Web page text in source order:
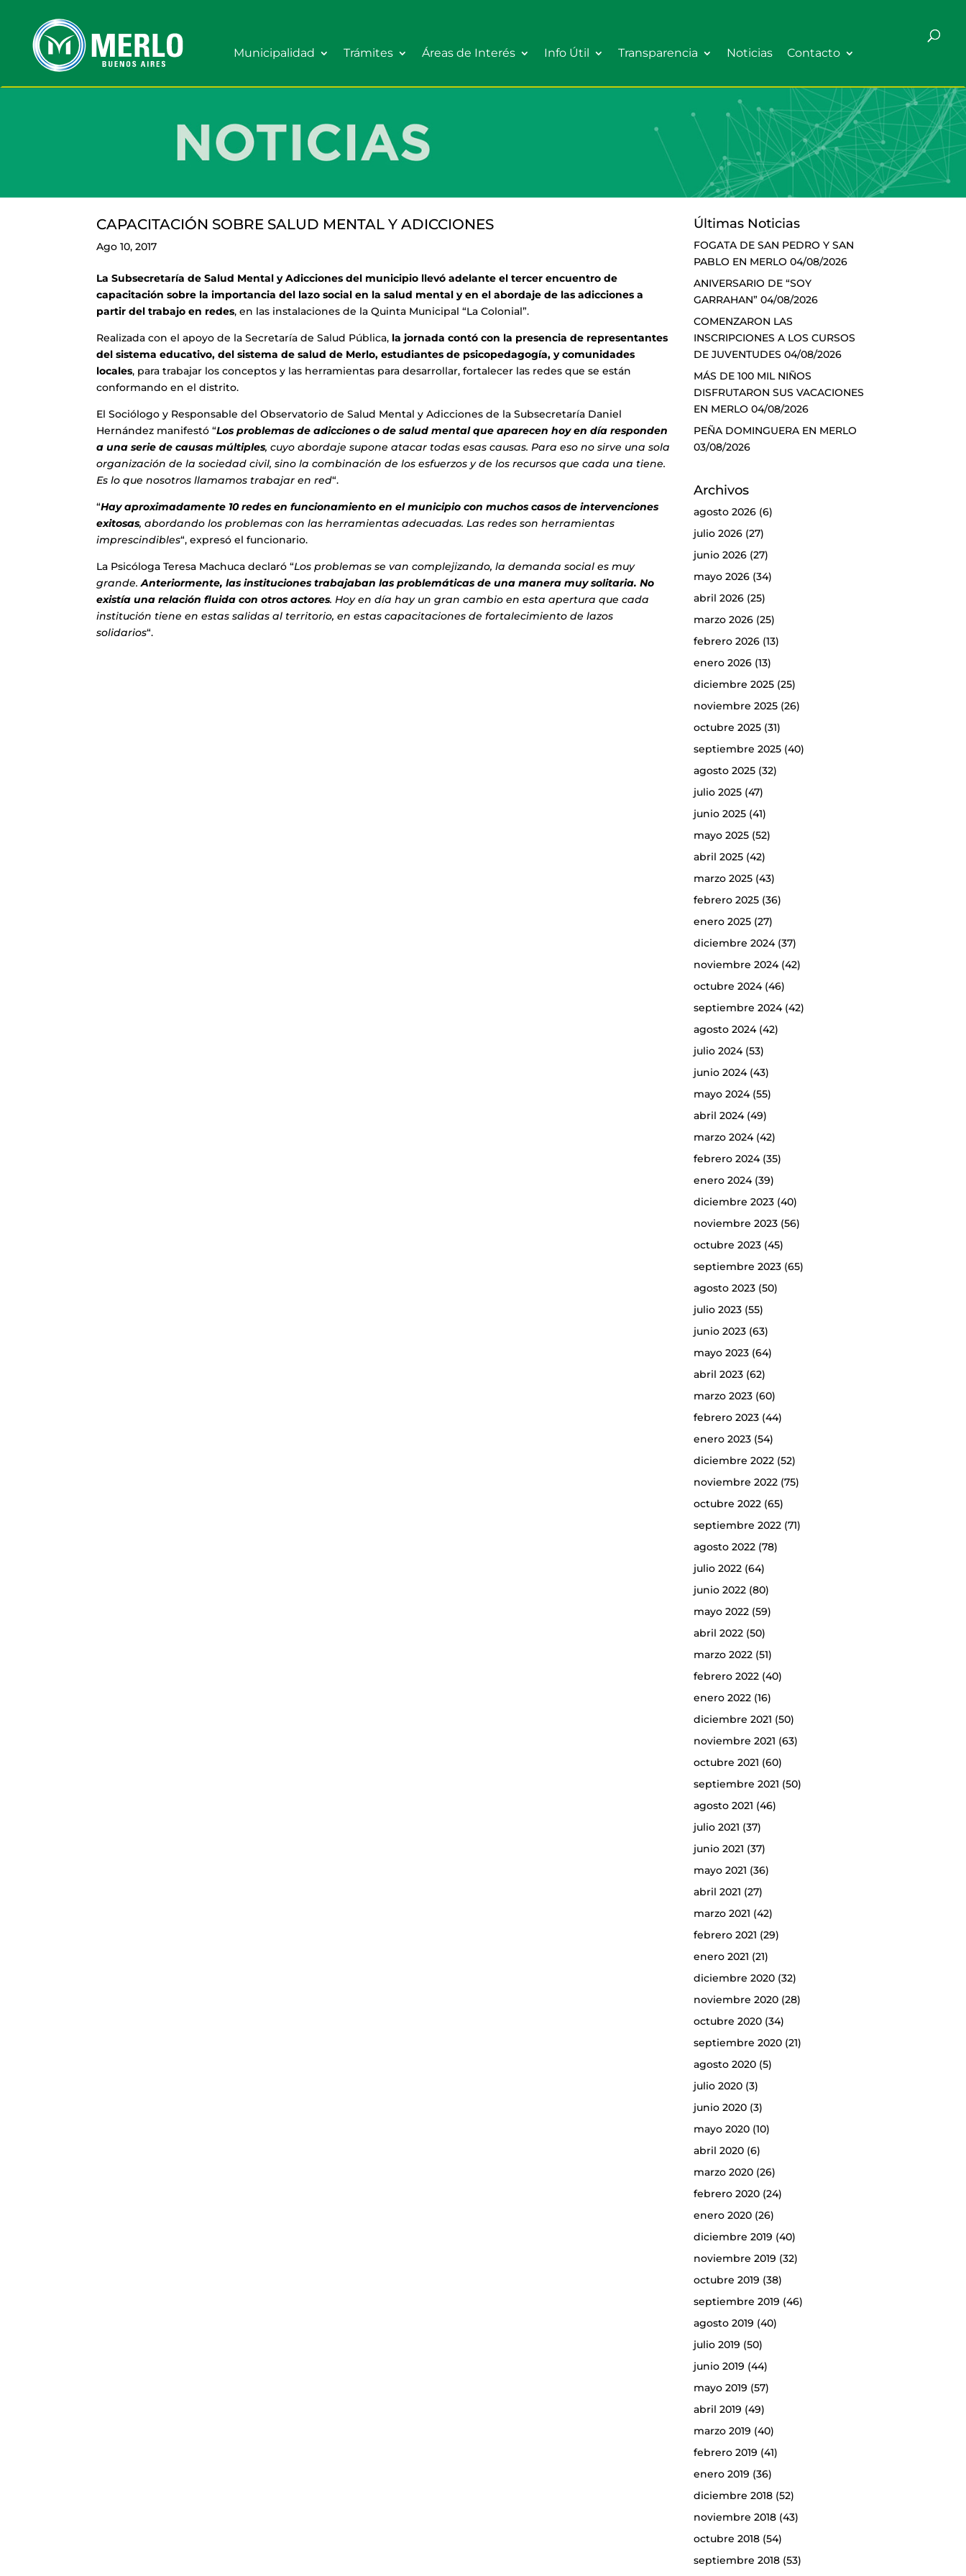
Municipalidad Trámites Áreas de Interés Info Útil Transparencia Noticias Contacto
CAPACITACIÓN SOBRE SALUD MENTAL Y ADICCIONES
Ago 10, 2017
La Subsecretaría de Salud Mental y Adicciones del municipio llevó adelante el tercer encuentro de
capacitación sobre la importancia del lazo social en la salud mental y en el abordaje de las adicciones a
partir del trabajo en redes, en las instalaciones de la Quinta Municipal “La Colonial”.
Realizada con el apoyo de la Secretaría de Salud Pública, la jornada contó con la presencia de representantes
del sistema educativo, del sistema de salud de Merlo, estudiantes de psicopedagogía, y comunidades
locales, para trabajar los conceptos y las herramientas para desarrollar, fortalecer las redes que se están
conformando en el distrito.
El Sociólogo y Responsable del Observatorio de Salud Mental y Adicciones de la Subsecretaría Daniel
Hernández manifestó “Los problemas de adicciones o de salud mental que aparecen hoy en día responden
a una serie de causas múltiples, cuyo abordaje supone atacar todas esas causas. Para eso no sirve una sola
organización de la sociedad civil, sino la combinación de los esfuerzos y de los recursos que cada una tiene.
Es lo que nosotros llamamos trabajar en red“.
“Hay aproximadamente 10 redes en funcionamiento en el municipio con muchos casos de intervenciones
exitosas, abordando los problemas con las herramientas adecuadas. Las redes son herramientas
imprescindibles“, expresó el funcionario.
La Psicóloga Teresa Machuca declaró “Los problemas se van complejizando, la demanda social es muy
grande.Anteriormente, las instituciones trabajaban las problemáticas de una manera muy solitaria. No
existía una relación fluida con otros actores. Hoy en día hay un gran cambio en esta apertura que cada
institución tiene en estas salidas al territorio, en estas capacitaciones de fortalecimiento de lazos
solidarios“.
Últimas Noticias
FOGATA DE SAN PEDRO Y SAN
PABLO EN MERLO 04/08/2026
ANIVERSARIO DE “SOY
GARRAHAN” 04/08/2026
COMENZARON LAS
INSCRIPCIONES A LOS CURSOS
DE JUVENTUDES 04/08/2026
MÁS DE 100 MIL NIÑOS
DISFRUTARON SUS VACACIONES
EN MERLO 04/08/2026
PEÑA DOMINGUERA EN MERLO
03/08/2026
Archivos
agosto 2026(6)
julio 2026(27)
junio 2026(27)
mayo 2026(34)
abril 2026(25)
marzo 2026(25)
febrero 2026(13)
enero 2026(13)
diciembre 2025(25)
noviembre 2025(26)
octubre 2025(31)
septiembre 2025(40)
agosto 2025(32)
julio 2025(47)
junio 2025(41)
mayo 2025(52)
abril 2025(42)
marzo 2025(43)
febrero 2025(36)
enero 2025(27)
diciembre 2024(37)
noviembre 2024(42)
octubre 2024(46)
septiembre 2024(42)
agosto 2024(42)
julio 2024(53)
junio 2024(43)
mayo 2024(55)
abril 2024(49)
marzo 2024(42)
febrero 2024(35)
enero 2024(39)
diciembre 2023(40)
noviembre 2023(56)
octubre 2023(45)
septiembre 2023(65)
agosto 2023(50)
julio 2023(55)
junio 2023(63)
mayo 2023(64)
abril 2023(62)
marzo 2023(60)
febrero 2023(44)
enero 2023(54)
diciembre 2022(52)
noviembre 2022(75)
octubre 2022(65)
septiembre 2022(71)
agosto 2022(78)
julio 2022(64)
junio 2022(80)
mayo 2022(59)
abril 2022(50)
marzo 2022(51)
febrero 2022(40)
enero 2022(16)
diciembre 2021 (50)
noviembre 2021 (63)
octubre 2021 (60)
septiembre 2021 (50)
agosto 2021 (46)
julio 2021 (37)
junio 2021 (37)
mayo 2021 (36)
abril 2021 (27)
marzo 2021 (42)
febrero 2021 (29)
enero 2021 (21)
diciembre 2020(32)
noviembre 2020(28)
octubre 2020(34)
septiembre 2020(21)
agosto 2020(5)
julio 2020(3)
junio 2020(3)
mayo 2020(10)
abril 2020(6)
marzo 2020(26)
febrero 2020(24)
enero 2020(26)
diciembre 2019 (40)
noviembre 2019 (32)
octubre 2019 (38)
septiembre 2019 (46)
agosto 2019 (40)
julio 2019 (50)
junio 2019 (44)
mayo 2019 (57)
abril 2019 (49)
marzo 2019 (40)
febrero 2019 (41)
enero 2019 (36)
diciembre 2018(52)
noviembre 2018(43)
octubre 2018(54)
septiembre 2018(53)